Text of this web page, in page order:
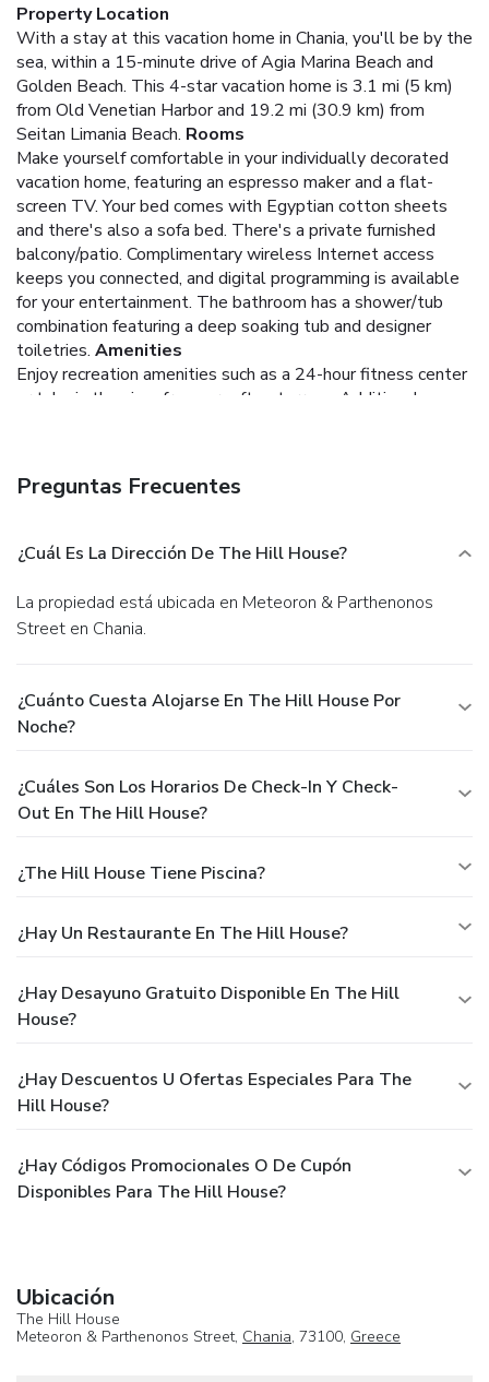
Property Location
With a stay at this vacation home in Chania, you'll be by the
sea, within a 15-minute drive of Agia Marina Beach and
Golden Beach. This 4-star vacation home is 3.1 mi (5 km)
from Old Venetian Harbor and 19.2 mi (30.9 km) from
Seitan Limania Beach. Rooms
Make yourself comfortable in your individually decorated
vacation home, featuring an espresso maker and a flat-
screen TV. Your bed comes with Egyptian cotton sheets
and there's also a sofa bed. There's a private furnished
balcony/patio. Complimentary wireless Internet access
keeps you connected, and digital programming is available
for your entertainment. The bathroom has a shower/tub
combination featuring a deep soaking tub and designer
toiletries. Amenities
Enjoy recreation amenities such as a 24-hour fitness center
or take in the view from a rooftop terrace. Additional
Amenities
check-out, and dry cleaning/laundry services. Free self
parking is available onsite.
Preguntas Frecuentes
¿Cuál Es La Dirección De The Hill House?
La propiedad está ubicada en Meteoron & Parthenonos
Street en Chania.
¿Cuánto Cuesta Alojarse En The Hill House Por
Noche?
¿Cuáles Son Los Horarios De Check-In Y Check-
Out En The Hill House?
¿The Hill House Tiene Piscina?
¿Hay Un Restaurante En The Hill House?
¿Hay Desayuno Gratuito Disponible En The Hill
House?
¿Hay Descuentos U Ofertas Especiales Para The
Hill House?
¿Hay Códigos Promocionales O De Cupón
Disponibles Para The Hill House?
Ubicación
The Hill House
Meteoron & Parthenonos Street, Chania, 73100, Greece